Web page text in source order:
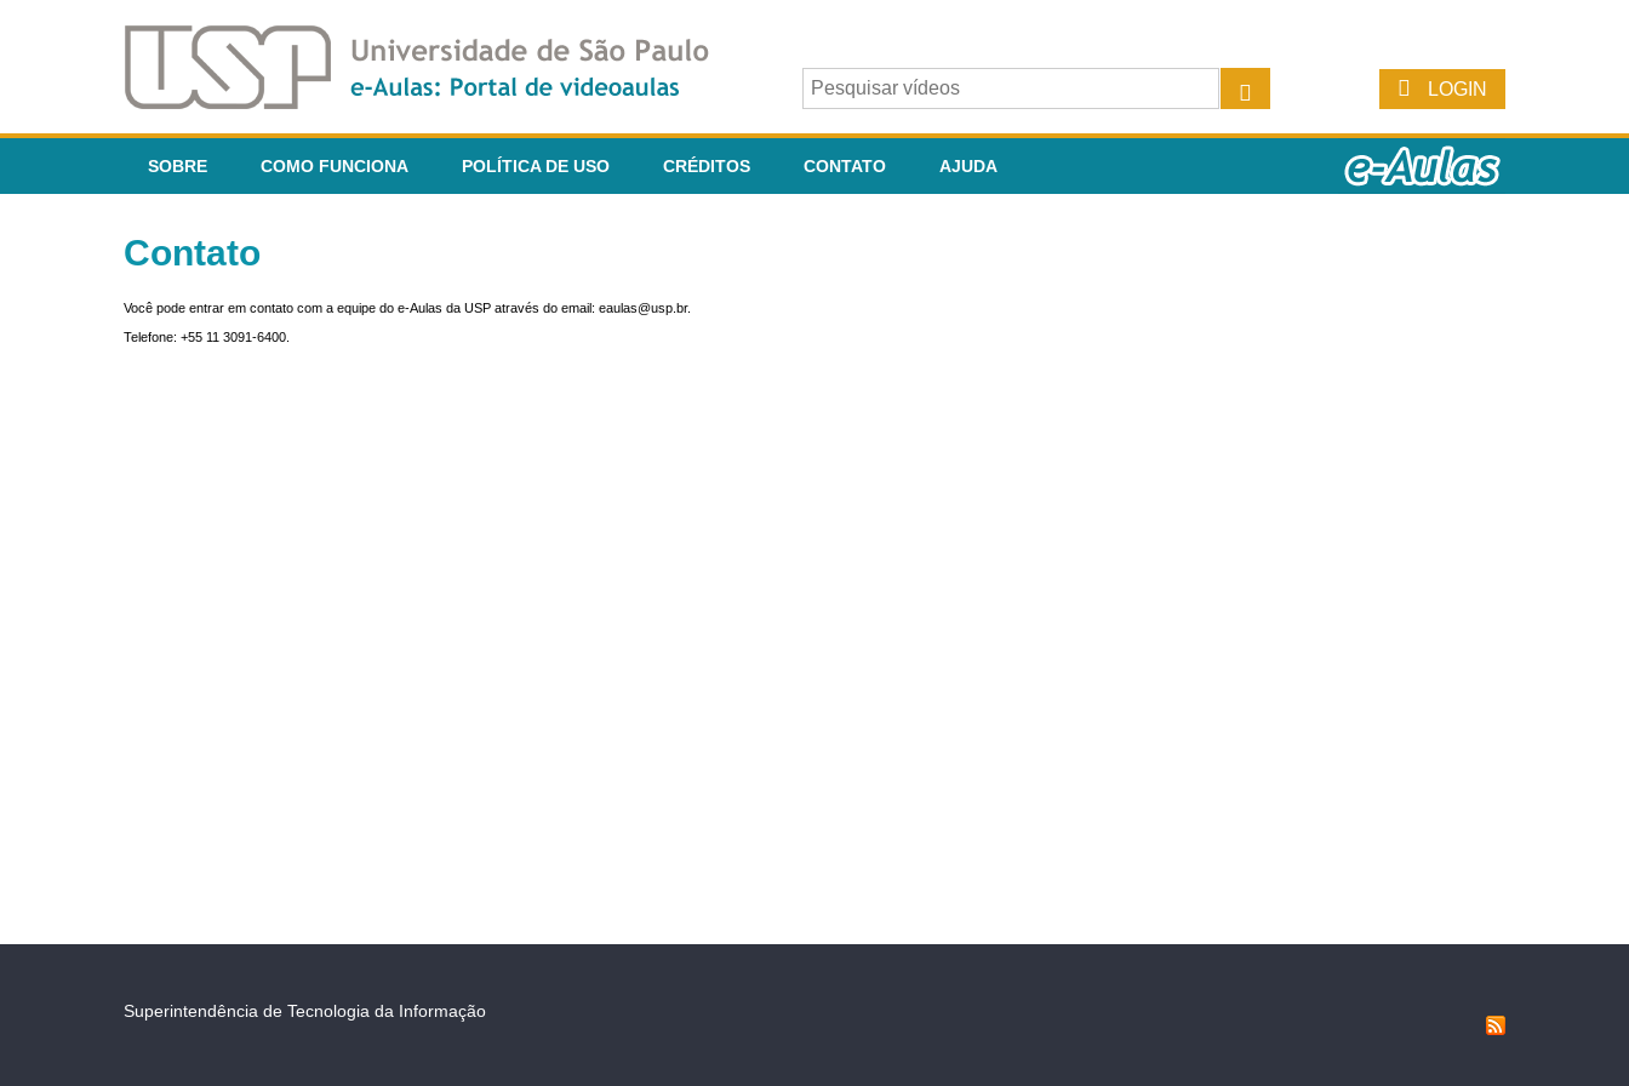
LOGIN
SOBRE COMO FUNCIONA POLÍTICA DE USO CRÉDITOS CONTATO AJUDA
Contato
Você pode entrar em contato com a equipe do e-Aulas da USP através do email: eaulas@usp.br.
Telefone: +55 11 3091-6400.
Superintendência de Tecnologia da Informação